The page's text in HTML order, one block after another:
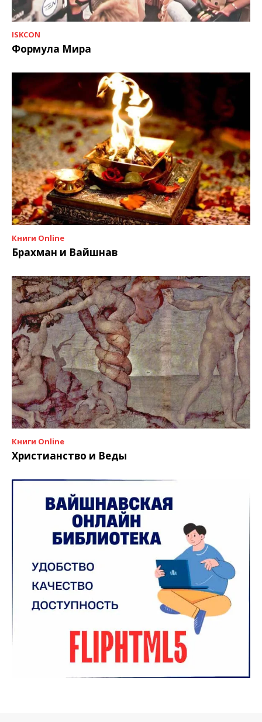
ISKCON
Формула Мира
Книги Online
Брахман и Вайшнав
Книги Online
Христианство и Веды